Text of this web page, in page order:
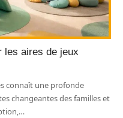
les aires de jeux
connaît une profonde
changeantes des familles et
…